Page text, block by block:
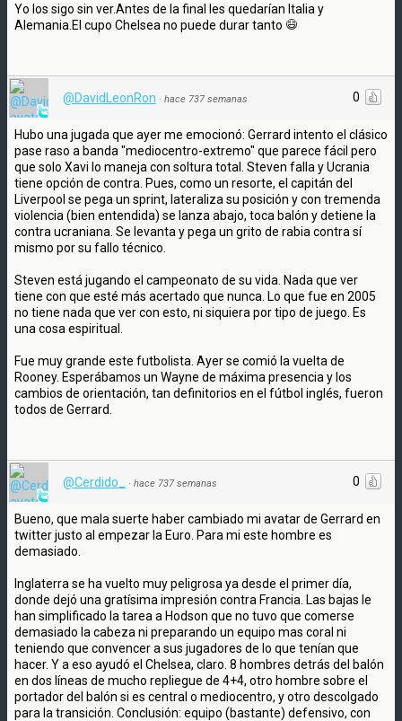
Yo los sigo sin ver.Antes de la final les quedarían Italia y
Alemania.El cupo Chelsea no puede durar tanto
0
@DavidLeonRon · hace 737 semanas
Hubo una jugada que ayer me emocionó: Gerrard intento el clásico
pase raso a banda "mediocentro-extremo" que parece fácil pero
que solo Xavi lo maneja con soltura total. Steven falla y Ucrania
tiene opción de contra. Pues, como un resorte, el capitán del
Liverpool se pega un sprint, lateraliza su posición y con tremenda
violencia (bien entendida) se lanza abajo, toca balón y detiene la
contra ucraniana. Se levanta y pega un grito de rabia contra sí
mismo por su fallo técnico.
Steven está jugando el campeonato de su vida. Nada que ver
tiene con que esté más acertado que nunca. Lo que fue en 2005
no tiene nada que ver con esto, ni siquiera por tipo de juego. Es
una cosa espiritual.
Fue muy grande este futbolista. Ayer se comió la vuelta de
Rooney. Esperábamos un Wayne de máxima presencia y los
cambios de orientación, tan definitorios en el fútbol inglés, fueron
todos de Gerrard.
0
@Cerdido_ · hace 737 semanas
Bueno, que mala suerte haber cambiado mi avatar de Gerrard en
twitter justo al empezar la Euro. Para mi este hombre es
demasiado.
Inglaterra se ha vuelto muy peligrosa ya desde el primer día,
donde dejó una gratísima impresión contra Francia. Las bajas le
han simplificado la tarea a Hodson que no tuvo que comerse
demasiado la cabeza ni preparando un equipo mas coral ni
teniendo que convencer a sus jugadores de lo que tenían que
hacer. Y a eso ayudó el Chelsea, claro. 8 hombres detrás del balón
en dos líneas de mucho repliegue de 4+4, otro hombre sobre el
portador del balón si es central o mediocentro, y otro descolgado
para la transición. Conclusión: equipo (bastante) defensivo, con